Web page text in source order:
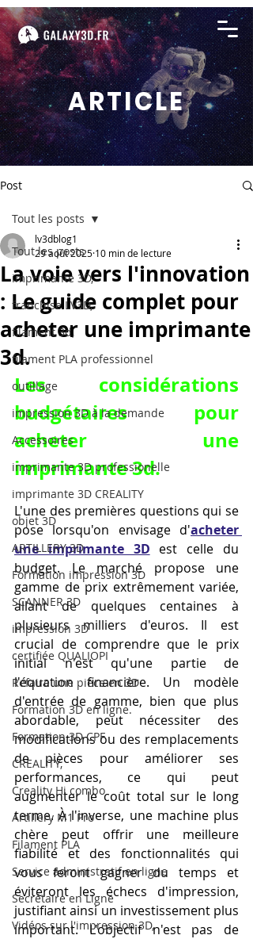
ARTICLE
Post
Tout les posts
imprimante 3D,
franchise LV3D,
filament 3d,
filament PLA professionnel
outillage
impression 3D à la demande
Accessoires
imprimante 3D professionelle
imprimante 3D CREALITY
objet 3D
ARTILLERY 3D
Formation impression 3D
SCANNER 3D
impression 3D
certifiée QUALIOPI
Refaire une piece en 3D
Formation 3D en ligne.
Formation 3D CPF
CREALITY,
Creality Hi combo
Artillery M1 Pro
Filament PLA
Service administratif en ligne
Secrétaire en Ligne
Vidéos sur l'impression 3D,
Tout les posts
La voie vers l'innovation
: Le guide complet pour
acheter une imprimante
3d.
lv3dblog1
29 août 2025 10 min de lecture
Les considérations
budgétaires pour
acheter une
imprimante 3d.
L'une des premières questions qui se
pose lorsqu'on envisage d'acheter
une imprimante 3D est celle du
budget. Le marché propose une
gamme de prix extrêmement variée,
allant de quelques centaines à
plusieurs milliers d'euros. Il est
crucial de comprendre que le prix
initial n'est qu'une partie de
l'équation financière. Un modèle
d'entrée de gamme, bien que plus
abordable, peut nécessiter des
modifications ou des remplacements
de pièces pour améliorer ses
performances, ce qui peut
augmenter le coût total sur le long
terme. À l'inverse, une machine plus
chère peut offrir une meilleure
fiabilité et des fonctionnalités qui
vous feront gagner du temps et
éviteront les échecs d'impression,
justifiant ainsi un investissement plus
important. L'objectif n'est pas de